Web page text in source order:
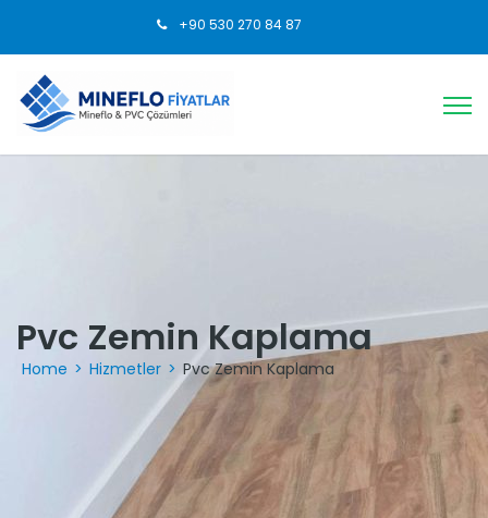
+90 530 270 84 87
Pvc Zemin Kaplama
Home > Hizmetler > Pvc Zemin Kaplama